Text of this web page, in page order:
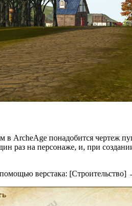
в ArcheAge понадобится
раз на персонаже, и, при
верстака: